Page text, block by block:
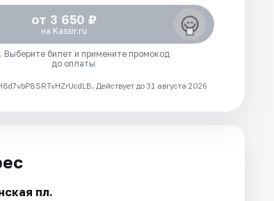
от 3 650 ₽
на Kassir.ru
Выберите билет и примените промокод
до оплаты
Действует до 31 августа 2026
пл.